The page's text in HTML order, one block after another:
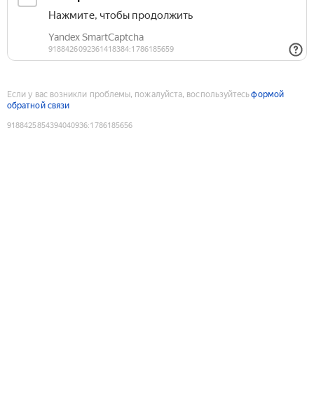
Если у вас возникли проблемы, пожалуйста, воспользуйтесьформой
обратной связи
9188425854394040936:1786185656